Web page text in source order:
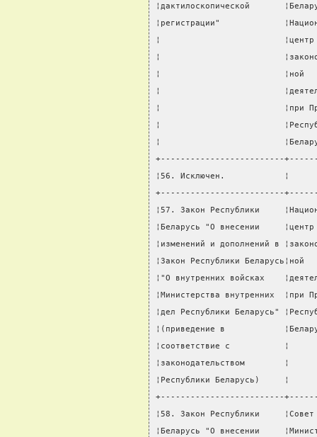
¦дактилоскопической
¦регистрации"
¦
¦
¦
¦
¦                         ¦при
¦
¦
+-------------------------
¦56. Исключен.
+-------------------------
¦57. Закон Республики
¦Беларусь "О внесении
¦изменений и дополнений в
¦Закон Республики
¦"О внутренних войсках
¦Министерства внутренних
¦дел Республики
¦(приведение в
¦соответствие с
¦законодательством
¦Республики Беларусь)
+-------------------------
¦58. Закон Республики
¦Беларусь "О внесении